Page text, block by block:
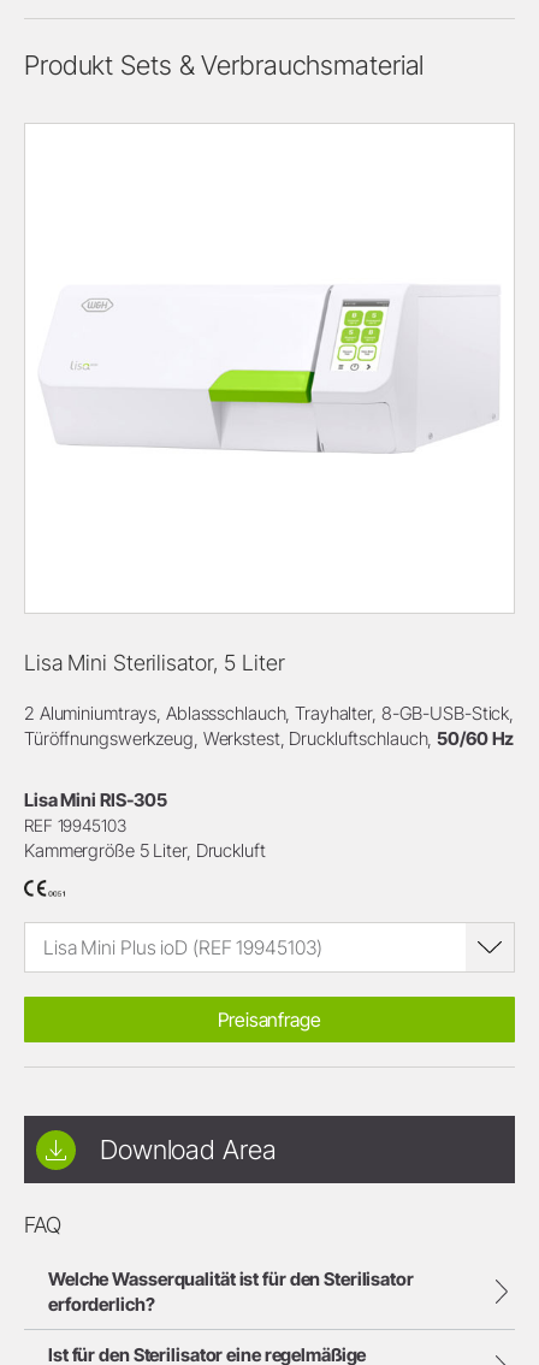
Produkt Sets & Verbrauchsmaterial
Lisa Mini Sterilisator, 5 Liter
2 Aluminiumtrays, Ablassschlauch, Trayhalter, 8-GB-USB-Stick,
Türöffnungswerkzeug, Werkstest, Druckluftschlauch,50/60 Hz
Lisa Mini RIS-305
REF 19945103
Kammergröße 5 Liter, Druckluft
Lisa Mini Plus ioD (REF 19945103)
Preisanfrage
Download Area
FAQ
Welche Wasserqualität ist für den Sterilisator
erforderlich?
Ist für den Sterilisator eine regelmäßige